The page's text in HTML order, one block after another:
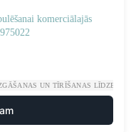
komerciālajās
UN TĪRĪŠANAS LĪDZEKĻI